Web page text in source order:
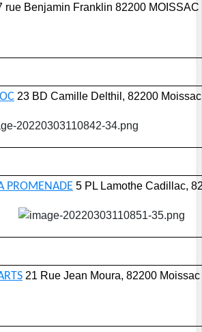
rue Benjamin Franklin 82200 MOISSAC
23 BD Camille Delthil, 82200 Moissac
PROMENADE 5 PL Lamothe Cadillac,
21 Rue Jean Moura, 82200 Moissac